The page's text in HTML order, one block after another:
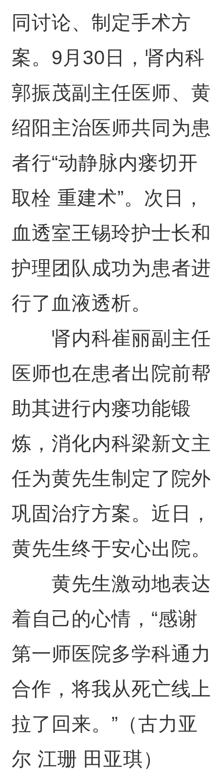
同讨论、制定手术方
案。9月30日，肾内科
郭振茂副主任医师、黄
绍阳主治医师共同为患
者行“动静脉内瘘切开
取栓 重建术”。次日，
血透室王锡玲护士长和
护理团队成功为患者进
行了血液透析。
肾内科崔丽副主任
医师也在患者出院前帮
助其进行内瘘功能锻
炼，消化内科梁新文主
任为黄先生制定了院外
巩固治疗方案。近日，
黄先生终于安心出院。
黄先生激动地表达
着自己的心情，“感谢
第一师医院多学科通力
合作，将我从死亡线上
拉了回来。”（古力亚
尔 江珊 田亚琪）